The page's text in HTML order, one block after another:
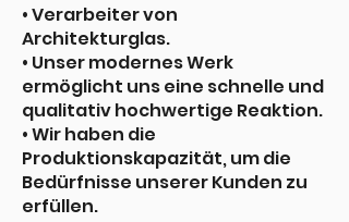
• Verarbeiter von
Architekturglas.
• Unser modernes Werk
ermöglicht uns eine schnelle und
qualitativ hochwertige Reaktion.
• Wir haben die
Produktionskapazität, um die
Bedürfnisse unserer Kunden zu
erfüllen.